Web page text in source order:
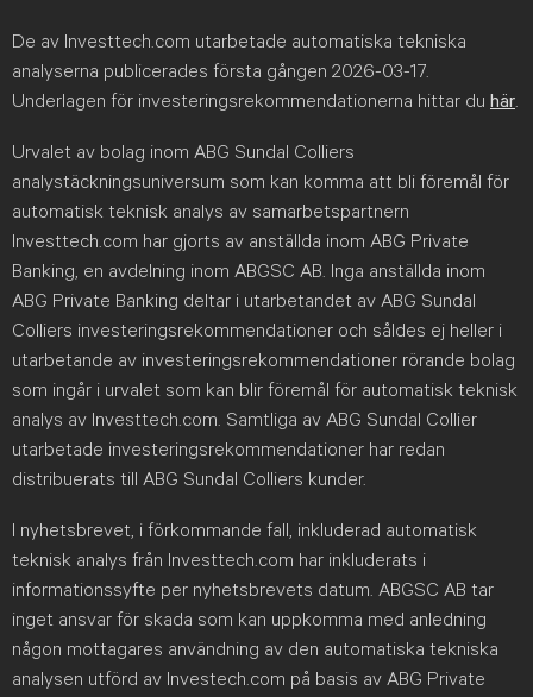
De av Investtech.com utarbetade automatiska tekniska
analyserna publicerades första gången 2026-03-17.
Underlagen för investeringsrekommendationerna hittar du här.
Urvalet av bolag inom ABG Sundal Colliers
analystäckningsuniversum som kan komma att bli föremål för
automatisk teknisk analys av samarbetspartnern
Investtech.com har gjorts av anställda inom ABG Private
Banking, en avdelning inom ABGSC AB. Inga anställda inom
ABG Private Banking deltar i utarbetandet av ABG Sundal
Colliers investeringsrekommendationer och såldes ej heller i
utarbetande av investeringsrekommendationer rörande bolag
som ingår i urvalet som kan blir föremål för automatisk teknisk
analys av Investtech.com. Samtliga av ABG Sundal Collier
utarbetade investeringsrekommendationer har redan
distribuerats till ABG Sundal Colliers kunder.
I nyhetsbrevet, i förkommande fall, inkluderad automatisk
teknisk analys från Investtech.com har inkluderats i
informationssyfte per nyhetsbrevets datum. ABGSC AB tar
inget ansvar för skada som kan uppkomma med anledning
någon mottagares användning av den automatiska tekniska
analysen utförd av Investech.com på basis av ABG Private